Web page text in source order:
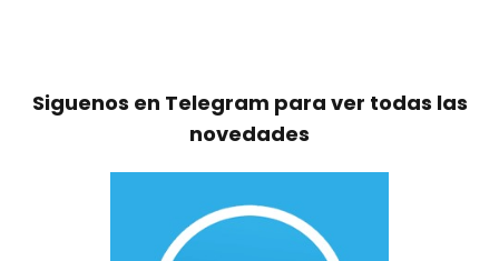
Siguenos en Telegram para ver todas las
novedades